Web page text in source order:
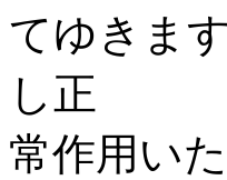
てゆきま
し正
常作用い